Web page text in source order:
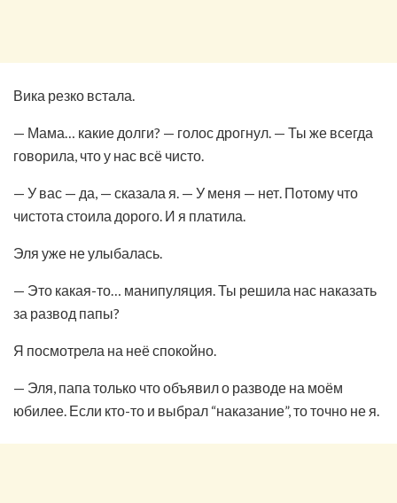
Вика резко встала.
— Мама… какие долги? — голос дрогнул. — Ты же всегда
говорила, что у нас всё чисто.
— У вас — да, — сказала я. — У меня — нет. Потому что
чистота стоила дорого. И я платила.
Эля уже не улыбалась.
— Это какая-то… манипуляция. Ты решила нас наказать
за развод папы?
Я посмотрела на неё спокойно.
— Эля, папа только что объявил о разводе на моём
юбилее. Если кто-то и выбрал “наказание”, то точно не я.